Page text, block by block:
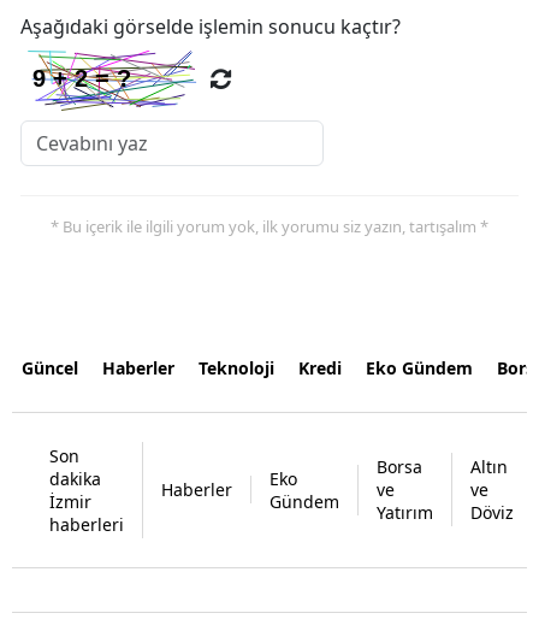
Aşağıdaki görselde işlemin sonucu kaçtır?
* Bu içerik ile ilgili yorum yok, ilk yorumu siz yazın, tartışalım *
Güncel Haberler Teknoloji Kredi Eko Gündem
Son
dakika
İzmir
haberleri
Haberler
Eko
Gündem
Borsa
ve
Yatırım
Altın
ve
Döviz